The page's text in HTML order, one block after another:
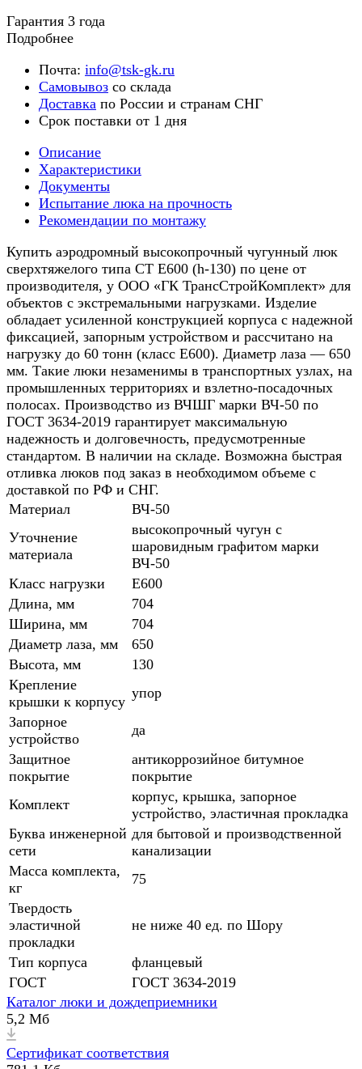
Гарантия 3 года
Подробнее
Почта: info@tsk-gk.ru
Самовывоз со склада
Доставка по России и странам СНГ
Срок поставки от 1 дня
Описание
Характеристики
Документы
Испытание люка на прочность
Рекомендации по монтажу
Купить аэродромный высокопрочный чугунный люк
сверхтяжелого типа СТ Е600 (h-130) по цене от
производителя, у ООО «ГК ТрансСтройКомплект» для
объектов с экстремальными нагрузками. Изделие
обладает усиленной конструкцией корпуса с надежной
фиксацией, запорным устройством и рассчитано на
нагрузку до 60 тонн (класс Е600). Диаметр лаза — 650
мм. Такие люки незаменимы в транспортных узлах, на
промышленных территориях и взлетно-посадочных
полосах. Производство из ВЧШГ марки ВЧ-50 по
ГОСТ 3634-2019 гарантирует максимальную
надежность и долговечность, предусмотренные
стандартом. В наличии на складе. Возможна быстрая
отливка люков под заказ в необходимом объеме с
доставкой по РФ и СНГ.
Материал
ВЧ-50
Уточнение
материала
высокопрочный чугун с
шаровидным графитом марки
ВЧ-50
Класс нагрузки
E600
Длина, мм
704
Ширина, мм
704
Диаметр лаза, мм
650
Высота, мм
130
Крепление
крышки к корпусу
упор
Запорное
устройство
да
Защитное
покрытие
антикоррозийное битумное
покрытие
Комплект
корпус, крышка, запорное
устройство, эластичная прокладка
Буква инженерной
сети
для бытовой и производственной
канализации
Масса комплекта,
кг
75
Твердость
эластичной
прокладки
не ниже 40 ед. по Шору
Тип корпуса
фланцевый
ГОСТ
ГОСТ 3634-2019
Каталог люки и дождеприемники
5,2 Мб
Сертификат соответствия